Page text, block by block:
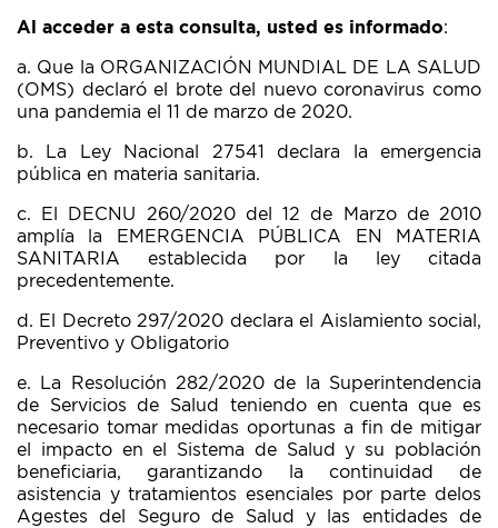
Al acceder a esta consulta, usted es informado:
a. Que la ORGANIZACIÓN MUNDIAL DE LA SALUD
(OMS) declaró el brote del nuevo coronavirus como
una pandemia el 11 de marzo de 2020.
b. La Ley Nacional 27541 declara la emergencia
pública en materia sanitaria.
c. El DECNU 260/2020 del 12 de Marzo de 2010
amplía la EMERGENCIA PÚBLICA EN MATERIA
SANITARIA establecida por la ley citada
precedentemente.
d. El Decreto 297/2020 declara el Aislamiento social,
Preventivo y Obligatorio
e. La Resolución 282/2020 de la Superintendencia
de Servicios de Salud teniendo en cuenta que es
necesario tomar medidas oportunas a fin de mitigar
el impacto en el Sistema de Salud y su población
beneficiaria, garantizando la continuidad de
asistencia y tratamientos esenciales por parte delos
Agestes del Seguro de Salud y las entidades de